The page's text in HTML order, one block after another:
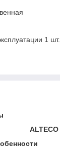
1 шт.
ALTECO